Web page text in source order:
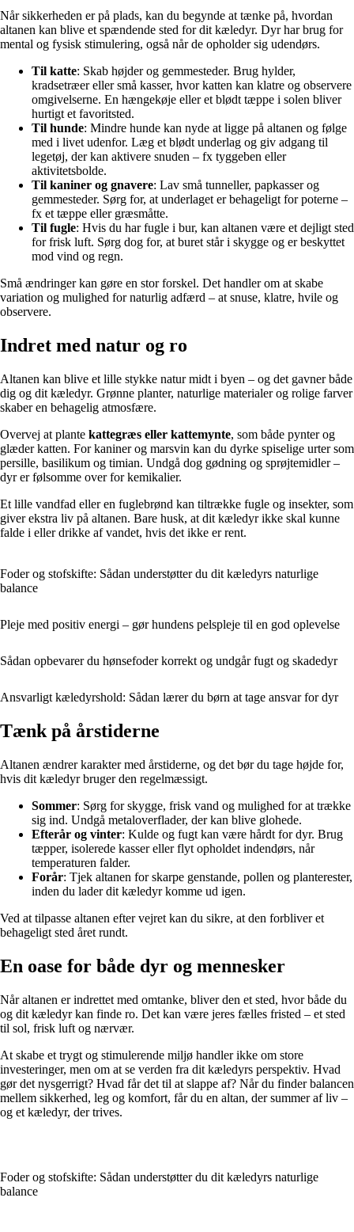
Når sikkerheden er på plads, kan du begynde at tænke på, hvordan
altanen kan blive et spændende sted for dit kæledyr. Dyr har brug for
mental og fysisk stimulering, også når de opholder sig udendørs.
Til katte: Skab højder og gemmesteder. Brug hylder,
kradsetræer eller små kasser, hvor katten kan klatre og observere
omgivelserne. En hængekøje eller et blødt tæppe i solen bliver
hurtigt et favoritsted.
Til hunde: Mindre hunde kan nyde at ligge på altanen og følge
med i livet udenfor. Læg et blødt underlag og giv adgang til
legetøj, der kan aktivere snuden – fx tyggeben eller
aktivitetsbolde.
Til kaniner og gnavere: Lav små tunneller, papkasser og
gemmesteder. Sørg for, at underlaget er behageligt for poterne –
fx et tæppe eller græsmåtte.
Til fugle: Hvis du har fugle i bur, kan altanen være et dejligt sted
for frisk luft. Sørg dog for, at buret står i skygge og er beskyttet
mod vind og regn.
Små ændringer kan gøre en stor forskel. Det handler om at skabe
variation og mulighed for naturlig adfærd – at snuse, klatre, hvile og
observere.
Indret med natur og ro
Altanen kan blive et lille stykke natur midt i byen – og det gavner både
dig og dit kæledyr. Grønne planter, naturlige materialer og rolige farver
skaber en behagelig atmosfære.
Overvej at plante kattegræs eller kattemynte, som både pynter og
glæder katten. For kaniner og marsvin kan du dyrke spiselige urter som
persille, basilikum og timian. Undgå dog gødning og sprøjtemidler –
dyr er følsomme over for kemikalier.
Et lille vandfad eller en fuglebrønd kan tiltrække fugle og insekter, som
giver ekstra liv på altanen. Bare husk, at dit kæledyr ikke skal kunne
falde i eller drikke af vandet, hvis det ikke er rent.
Foder og stofskifte: Sådan understøtter du dit kæledyrs naturlige
balance
Pleje med positiv energi – gør hundens pelspleje til en god oplevelse
Sådan opbevarer du hønsefoder korrekt og undgår fugt og skadedyr
Ansvarligt kæledyrshold: Sådan lærer du børn at tage ansvar for dyr
Tænk på årstiderne
Altanen ændrer karakter med årstiderne, og det bør du tage højde for,
hvis dit kæledyr bruger den regelmæssigt.
Sommer: Sørg for skygge, frisk vand og mulighed for at trække
sig ind. Undgå metaloverflader, der kan blive glohede.
Efterår og vinter: Kulde og fugt kan være hårdt for dyr. Brug
tæpper, isolerede kasser eller flyt opholdet indendørs, når
temperaturen falder.
Forår: Tjek altanen for skarpe genstande, pollen og planterester,
inden du lader dit kæledyr komme ud igen.
Ved at tilpasse altanen efter vejret kan du sikre, at den forbliver et
behageligt sted året rundt.
En oase for både dyr og mennesker
Når altanen er indrettet med omtanke, bliver den et sted, hvor både du
og dit kæledyr kan finde ro. Det kan være jeres fælles fristed – et sted
til sol, frisk luft og nærvær.
At skabe et trygt og stimulerende miljø handler ikke om store
investeringer, men om at se verden fra dit kæledyrs perspektiv. Hvad
gør det nysgerrigt? Hvad får det til at slappe af? Når du finder balancen
mellem sikkerhed, leg og komfort, får du en altan, der summer af liv –
og et kæledyr, der trives.
Foder og stofskifte: Sådan understøtter du dit kæledyrs naturlige
balance